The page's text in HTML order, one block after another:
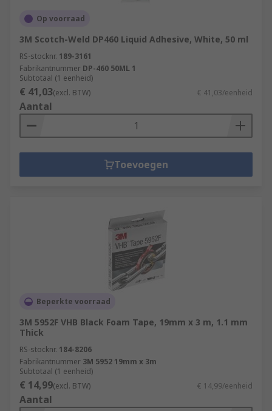
Op voorraad
3M Scotch-Weld DP460 Liquid Adhesive, White, 50 ml
RS-stocknr. 189-3161
Fabrikantnummer DP-460 50ML 1
Subtotaal (1 eenheid)
€ 41,03(excl. BTW) € 41,03/eenheid
Aantal
Toevoegen
Beperkte voorraad
3M 5952F VHB Black Foam Tape, 19mm x 3 m, 1.1 mm
Thick
RS-stocknr. 184-8206
Fabrikantnummer 3M 5952 19mm x 3m
Subtotaal (1 eenheid)
€ 14,99(excl. BTW) € 14,99/eenheid
Aantal